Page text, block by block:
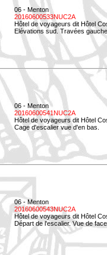
06 - Menton
20160600533NUC2A
Hôtel de voyageurs dit Hôtel
Elévations sud. Travées
06 - Menton
20160600541NUC2A
Hôtel de voyageurs dit Hôtel
Cage d'escalier vue d'en bas.
06 - Menton
20160600543NUC2A
Hôtel de voyageurs dit Hôtel
Départ de l'escalier. Vue de